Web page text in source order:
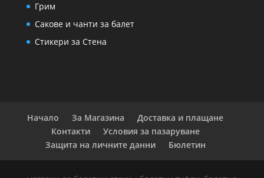
Грим
Сакове и чанти за балет
Стикери за Стена
Начало За Магазина
Доставка и плащане
Контакти
Условия за пазаруване
Защита на личните данни
Бюлетин